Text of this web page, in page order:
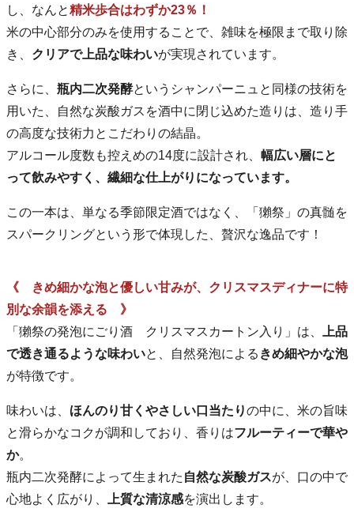
し、なんと精米歩合はわずか23％！
米の中心部分のみを使用することで、雑味を極限まで取り除
き、 クリアで上品な味わいが実現されています。
さらに、 瓶内二次発酵というシャンパーニュと同様の技術を
用いた、自然な炭酸ガスを酒中に閉じ込めた造りは、造り手
の高度な技術力とこだわりの結晶。
アルコール度数も控えめの14度に設計され、 幅広い層にと
って飲みやすく、繊細な仕上がりになっています。
この一本は、単なる季節限定酒ではなく、「獺祭」の真髄を
スパークリングという形で体現した、贅沢な逸品です！
《 きめ細かな泡と優しい甘みが、クリスマスディナーに特
別な余韻を添える 》
「獺祭の発泡にごり酒 クリスマスカートン入り」は、
上品
で透き通るような味わいと、自然発泡による きめ細やかな泡
が特徴です。
味わいは、 ほんのり甘くやさしい口当たりの中に、米の旨味
と滑らかなコクが調和しており、香りはフルーティーで華や
か。
瓶内二次発酵によって生まれた 自然な炭酸ガスが、口の中で
心地よく広がり、
上質な清涼感を演出します。